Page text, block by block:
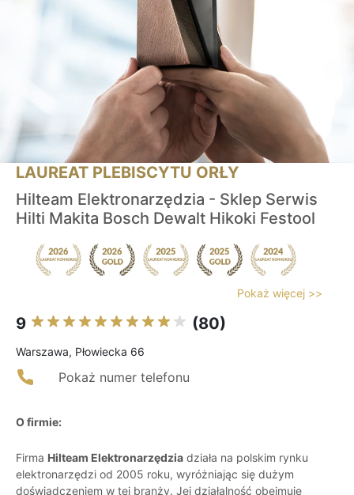
LAUREAT PLEBISCYTU ORŁY
Hilteam Elektronarzędzia - Sklep Serwis
Hilti Makita Bosch Dewalt Hikoki Festool
Pokaż więcej >>
9 (80)
Warszawa, Płowiecka 66
Pokaż numer telefonu
O firmie:
Firma Hilteam Elektronarzędzia działa na polskim rynku
elektronarzędzi od 2005 roku, wyróżniając się dużym
doświadczeniem w tej branży. Jej działalność obejmuje